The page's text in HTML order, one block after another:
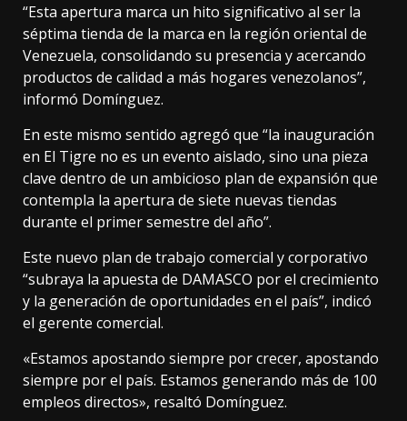
“Esta apertura marca un hito significativo al ser la
séptima tienda de la marca en la región oriental de
Venezuela, consolidando su presencia y acercando
productos de calidad a más hogares venezolanos”,
informó Domínguez.
En este mismo sentido agregó que “la inauguración
en El Tigre no es un evento aislado, sino una pieza
clave dentro de un ambicioso plan de expansión que
contempla la apertura de siete nuevas tiendas
durante el primer semestre del año”.
Este nuevo plan de trabajo comercial y corporativo
“subraya la apuesta de DAMASCO por el crecimiento
y la generación de oportunidades en el país”, indicó
el gerente comercial.
«Estamos apostando siempre por crecer, apostando
siempre por el país. Estamos generando más de 100
empleos directos», resaltó Domínguez.